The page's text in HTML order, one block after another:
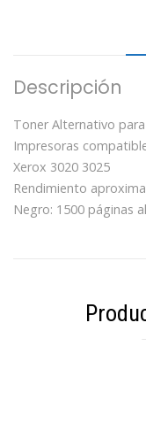
Descripción
Toner Alternativo
Impresoras
Xerox 3020 3025
Rendimiento
Negro: 1500 páginas